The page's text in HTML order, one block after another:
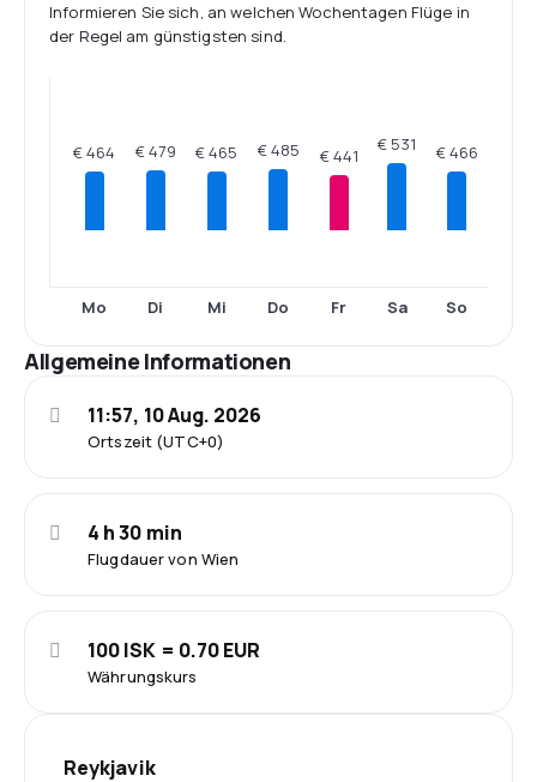
Informieren Sie sich, an welchen Wochentagen Flüge in
der Regel am günstigsten sind.
€ 464
Mo
€ 479
Di
€ 465
Mi
€ 485
Do
€ 441
Fr
€ 531
Sa
€ 466
So
Allgemeine Informationen
Ortszeit (UTC+0)
11:57, 10 Aug. 2026
Flugdauer von Wien
4 h 30 min
Währungskurs
100 ISK = 0.70 EUR
Reykjavik